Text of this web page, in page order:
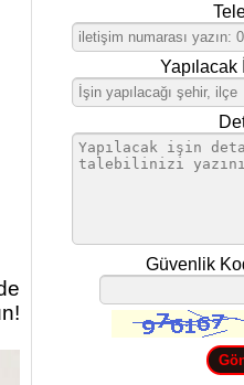
Yapılacak
Güvenlik